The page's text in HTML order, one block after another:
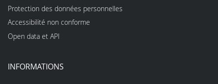
Protection des données personnelles
Accessibilité non conforme
Open data et API
INFORMATIONS